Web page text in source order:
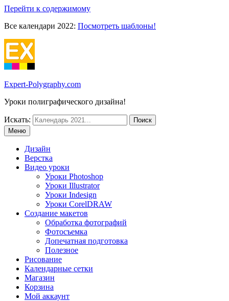
Перейти к содержимому
Все календари 2022: Посмотреть шаблоны!
Expert-Polygraphy.com
Уроки полиграфического дизайна!
Искать:
Меню
Дизайн
Верстка
Видео уроки
Уроки Photoshop
Уроки Illustrator
Уроки Indesign
Уроки CorelDRAW
Создание макетов
Обработка фотографий
Фотосъемка
Допечатная подготовка
Полезное
Рисование
Календарные сетки
Магазин
Корзина
Мой аккаунт